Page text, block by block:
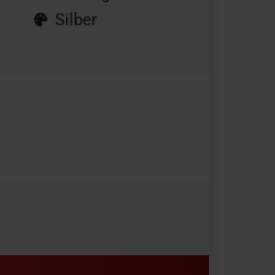
Silber